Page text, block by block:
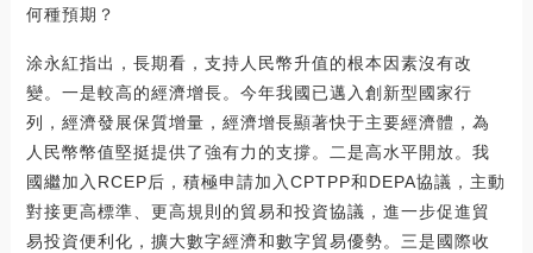
何種預期？
涂永紅指出，長期看，支持人民幣升值的根本因素沒有改
變。一是較高的經濟增長。今年我國已邁入創新型國家行
列，經濟發展保質增量，經濟增長顯著快于主要經濟體，為
人民幣幣值堅挺提供了強有力的支撐。二是高水平開放。我
國繼加入RCEP后，積極申請加入CPTPP和DEPA協議，主動
對接更高標準、更高規則的貿易和投資協議，進一步促進貿
易投資便利化，擴大數字經濟和數字貿易優勢。三是國際收